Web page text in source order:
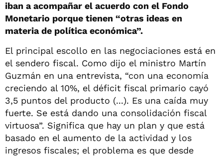
iban a acompañar el acuerdo con el Fondo
Monetario porque tienen “otras ideas en
materia de política económica”.
El principal escollo en las negociaciones está en
el sendero fiscal. Como dijo el ministro Martín
Guzmán en una entrevista, “con una economía
creciendo al 10%, el déficit fiscal primario cayó
3,5 puntos del producto (...). Es una caída muy
fuerte. Se está dando una consolidación fiscal
virtuosa”. Significa que hay un plan y que está
basado en el aumento de la actividad y los
ingresos fiscales; el problema es que desde